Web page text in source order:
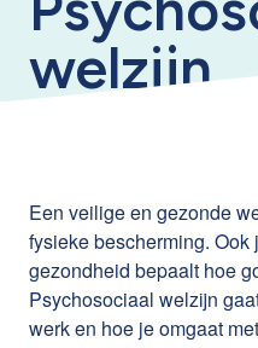
welzijn
Een veilige en gezonde
fysieke bescherming.
gezondheid bepaalt hoe
Psychosociaal welzijn
werk en hoe je omgaat